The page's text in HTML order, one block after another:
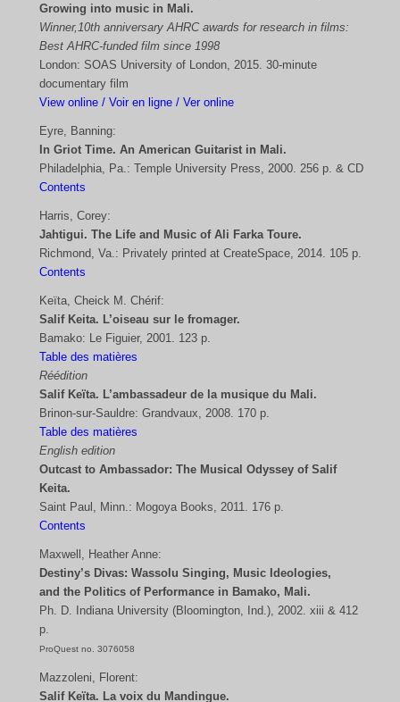
Growing into music in Mali.
Winner,10th anniversary AHRC awards for research in films:
Best AHRC-funded film since 1998
London: SOAS University of London, 2015. 30-minute
documentary film
View online / Voir en ligne / Ver online
Eyre, Banning:
In Griot Time. An American Guitarist in Mali.
Philadelphia, Pa.: Temple University Press, 2000. 256 p. & CD
Contents
Harris, Corey:
Jahtigui. The Life and Music of Ali Farka Toure.
Richmond, Va.: Privately printed at CreateSpace, 2014. 105 p.
Contents
Keïta, Cheick M. Chérif:
Salif Keita. L’oiseau sur le fromager.
Bamako: Le Figuier, 2001. 123 p.
Table des matières
Réédition
Salif Keïta. L’ambassadeur de la musique du Mali.
Brinon-sur-Sauldre: Grandvaux, 2008. 170 p.
Table des matières
English edition
Outcast to Ambassador: The Musical Odyssey of Salif
Keita.
Saint Paul, Minn.: Mogoya Books, 2011. 176 p.
Contents
Maxwell, Heather Anne:
Destiny’s Divas: Wassolu Singing, Music Ideologies,
and the Politics of Performance in Bamako, Mali.
Ph. D. Indiana University (Bloomington, Ind.), 2002. xiii & 412
p.
ProQuest no. 3076058
Mazzoleni, Florent:
Salif Keïta. La voix du Mandingue.